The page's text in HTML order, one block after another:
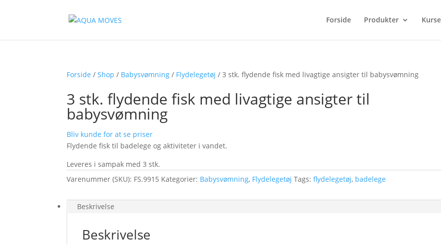
Forside Produkter
Forside /Shop / Babysvømning / Flydelegetøj / 3 stk. flydende fisk med livagtige ansigter til babysvømning
3 stk. flydende fisk med livagtige ansigter til
babysvømning
Bliv kunde for at se priser
Flydende fisk til badelege og aktiviteter i vandet.
Leveres i sampak med 3 stk.
Varenummer (SKU): FS.9915 Kategorier: Babysvømning, Flydelegetøj Tags:flydelegetøj, badelege
Beskrivelse
Beskrivelse